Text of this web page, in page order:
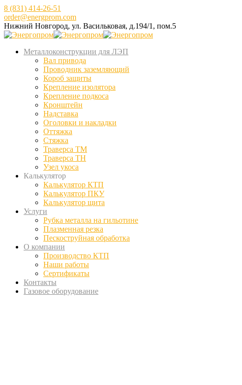
8 (831) 414-26-51
order@energprom.com
Нижний Новгород, ул. Васильковая, д.194/1, пом.5
Металлоконструкции для ЛЭП
Вал привода
Проводник заземляющий
Короб защиты
Крепление изолятора
Крепление подкоса
Кронштейн
Надставка
Оголовки и накладки
Оттяжка
Стяжка
Траверса ТМ
Траверса ТН
Узел укоса
Калькулятор
Калькулятор КТП
Калькулятор ПКУ
Калькулятор щита
Услуги
Рубка металла на гильотине
Плазменная резка
Пескоструйная обработка
О компании
Производство КТП
Наши работы
Сертификаты
Контакты
Газовое оборудование